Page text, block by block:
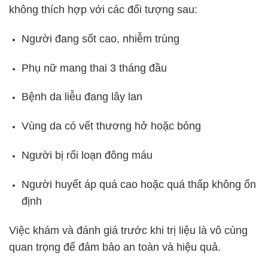
không thích hợp với các đối tượng sau:
Người đang sốt cao, nhiễm trùng
Phụ nữ mang thai 3 tháng đầu
Bệnh da liễu đang lây lan
Vùng da có vết thương hở hoặc bỏng
Người bị rối loạn đông máu
Người huyết áp quá cao hoặc quá thấp không ổn
định
Việc khám và đánh giá trước khi trị liệu là vô cùng
quan trọng để đảm bảo an toàn và hiệu quả.